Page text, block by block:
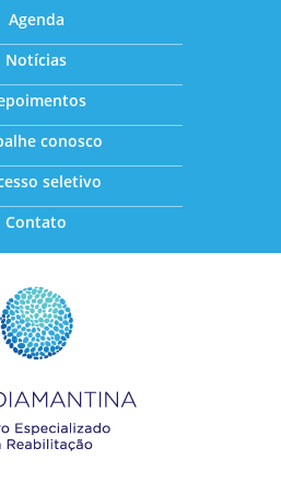
Agenda
Notícias
conosco
seletivo
Contato